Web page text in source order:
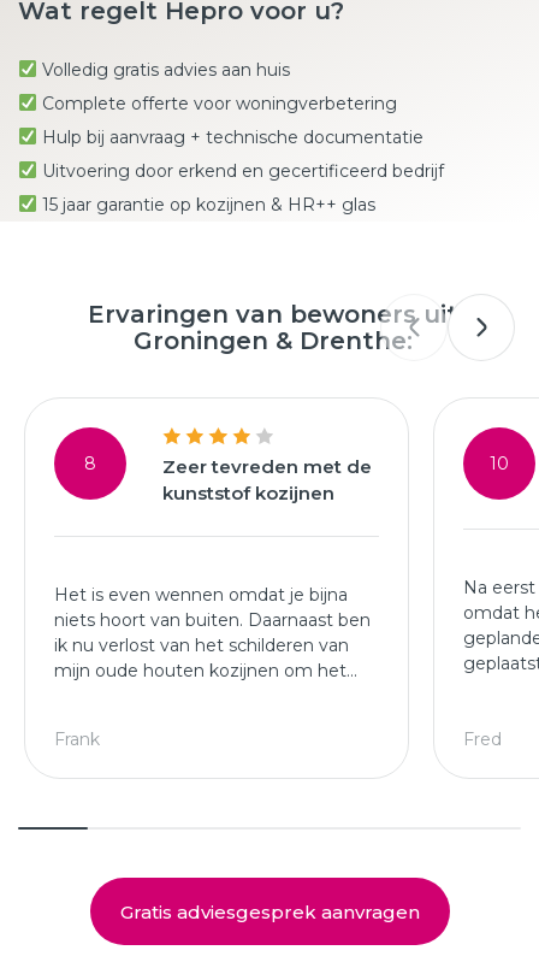
Wat regelt Hepro voor u?
Volledig gratis advies aan huis
Complete offerte voor woningverbetering
Hulp bij aanvraag + technische documentatie
Uitvoering door erkend en gecertificeerd bedrijf
15 jaar garantie op kozijnen & HR++ glas
Ervaringen van bewoners uit
Groningen & Drenthe:
8
Zeer tevreden met de
kunststof kozijnen
Het is even wennen omdat je bijna
niets hoort van buiten. Daarnaast ben
ik nu verlost van het schilderen van
mijn oude houten kozijnen om het
deuren hebben geplaatst.
Frank
10
Na
omdat
Fred
Gratis adviesgesprek aanvragen